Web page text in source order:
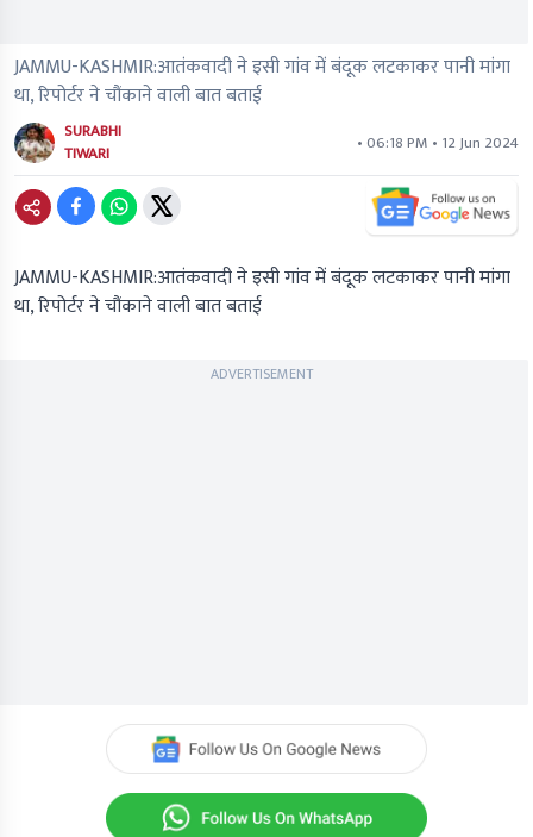
JAMMU-KASHMIR:आतंकवादी ने इसी गांव में बंदूक लटकाकर पानी मांगा
था, रिपोर्टर ने चौंकाने वाली बात बताई
SURABHI
TIWARI
• 06:18 PM • 12 Jun 2024
JAMMU-KASHMIR:आतंकवादी ने इसी गांव में बंदूक लटकाकर पानी मांगा
था, रिपोर्टर ने चौंकाने वाली बात बताई
ADVERTISEMENT